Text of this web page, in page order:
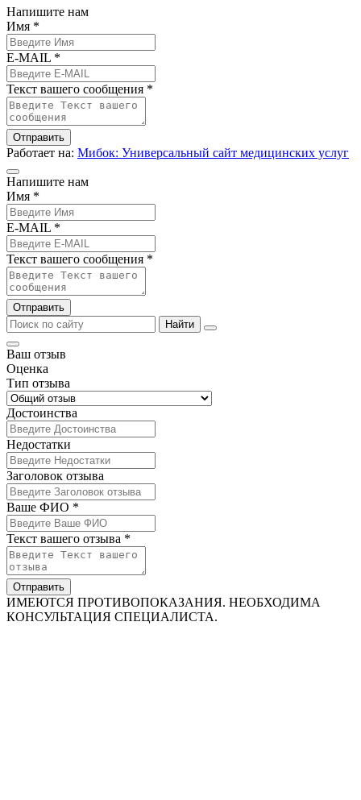
Напишите нам
Имя *
E-MAIL *
Текст вашего сообщения *
Отправить
Работает на: Мибок: Универсальный сайт медицинских услуг
Напишите нам
Имя *
E-MAIL *
Текст вашего сообщения *
Отправить
Найти
Ваш отзыв
Оценка
Тип отзыва
Достоинства
Недостатки
Заголовок отзыва
Ваше ФИО *
Текст вашего отзыва *
Отправить
ИМЕЮТСЯ ПРОТИВОПОКАЗАНИЯ. НЕОБХОДИМА
КОНСУЛЬТАЦИЯ СПЕЦИАЛИСТА.